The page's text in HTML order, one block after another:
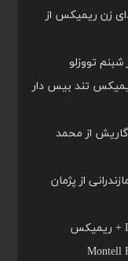
زن ریمیکس از
شبنم تووزلو
تند بیس دار
از محمد
از پژمان